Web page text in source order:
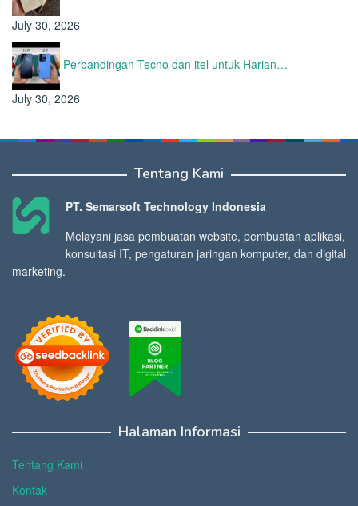
July 30, 2026
Perbandingan Tecno dan itel untuk Harian…
July 30, 2026
Tentang Kami
PT. Semarsoft Technology Indonesia
Melayani jasa pembuatan website, pembuatan aplikasi,
konsultasi IT, pengaturan jaringan komputer, dan digital
marketing.
Halaman Informasi
Tentang Kami
Kontak